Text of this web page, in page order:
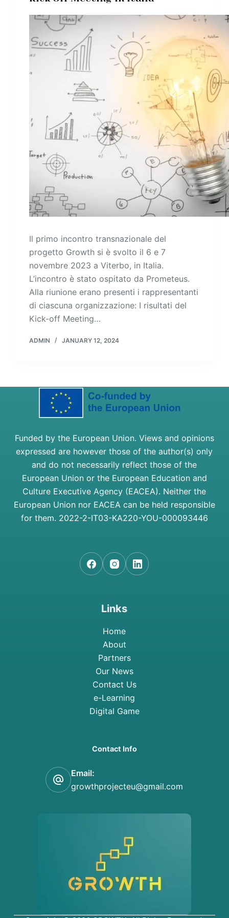
Il primo incontro transnazionale del
progetto Growth si è svolto il 6 e 7
novembre 2023 a Viterbo, in Italia.
L’incontro è stato ospitato da Prometeus.
Alla riunione erano presenti i rappresentanti
di ciascuna organizzazione: I risultati del
Kick-off Meeting…
ADMIN JANUARY 12, 2024
Funded by the European Union. Views and opinions
expressed are however those of the author(s) only
and do not necessarily reflect those of the
European Union or the European Education and
Culture Executive Agency (EACEA). Neither the
European Union nor EACEA can be held responsible
for them. 2022-2-IT03-KA220-YOU-000093446
Links
Home
About
Partners
Our News
Contact Us
e-Learning
Digital Game
Contact Info
Email:
growthprojecteu@gmail.com